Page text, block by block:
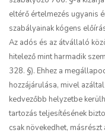
eltérő értelmezés ugyanis
szabályainak kógens
Az adós és az átvállaló
hitelező mint harmadik
328. §). Ehhez a
hozzájárulása, mivel
kedvezőbb helyzetbe
tartozás teljesítésének
csak növekedhet,